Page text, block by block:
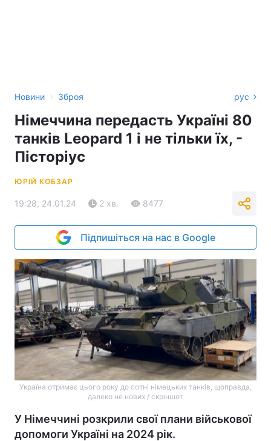
Новини › Зброя рус
Німеччина передасть Україні 80
танків Leopard 1 і не тільки їх, -
Пісторіус
ЮРІЙ КОБЗАР
19:28, 24.01.24 2 хв. 8477
Підпишіться на нас в Google
Україна отримає цього року до сотні німецьких танків, щоправда,
далеко не нових / скріншот
У Німеччині розкрили свої плани військової
допомоги Україні на 2024 рік.